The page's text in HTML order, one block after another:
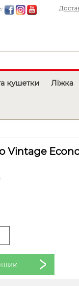
кушетки Ліжка
Vintage